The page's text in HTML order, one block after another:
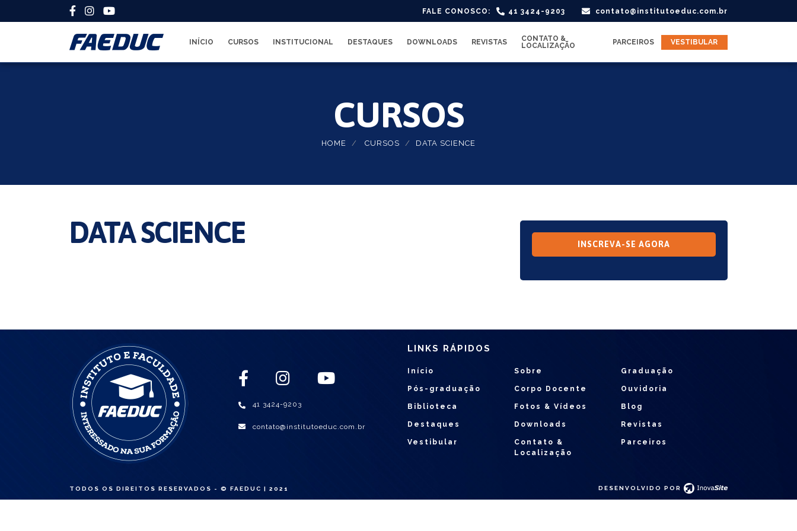
FALE CONOSCO: 41 3424-9203 contato@institutoeduc.com.br
INÍCIO CURSOS INSTITUCIONAL DESTAQUES DOWNLOADS REVISTAS
CONTATO &
LOCALIZAÇÃO
PARCEIROS VESTIBULAR
CURSOS
HOME CURSOS DATA SCIENCE
DATA SCIENCE INSCREVA-SE AGORA
41 3424-9203
contato@institutoeduc.com.br
LINKS RÁPIDOS
Início Sobre Graduação
Pós-graduação Corpo Docente Ouvidoria
Biblioteca Fotos & Vídeos Blog
Destaques Downloads Revistas
Vestibular
Contato &
Localização
Parceiros
TODOS OS DIREITOS RESERVADOS - © FAEDUC | 2021 DESENVOLVIDO POR